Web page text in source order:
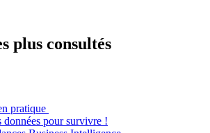
plus consultés
pratique
données pour survivre !